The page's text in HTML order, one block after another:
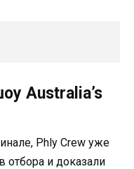
Australia’s
Phly Crew уже
отбора и доказали